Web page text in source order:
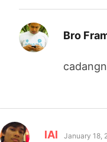
Bro
lAl says:
January 18,